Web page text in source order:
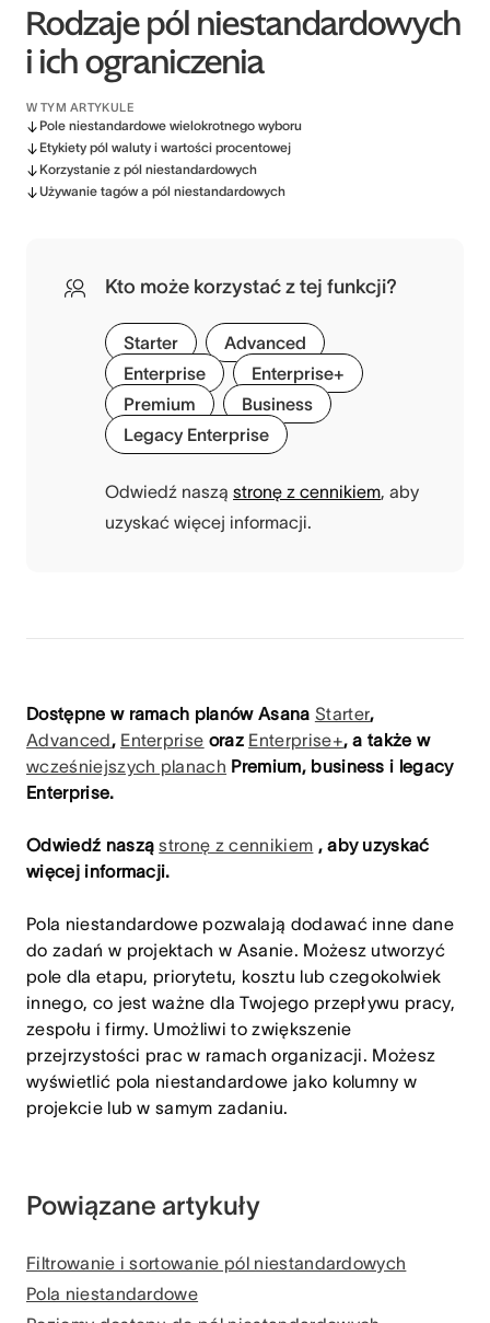
Rodzaje pól niestandardowych
i ich ograniczenia
W TYM ARTYKULE
Pole niestandardowe wielokrotnego wyboru
Etykiety pól waluty i wartości procentowej
Korzystanie z pól niestandardowych
Używanie tagów a pól niestandardowych
Kto może korzystać z tej funkcji?
Starter
Advanced
Enterprise
Enterprise+
Premium
Business
Legacy Enterprise
Odwiedź naszą stronę z cennikiem, aby
uzyskać więcej informacji.
Dostępne w ramach planów Asana Starter,
Advanced, Enterprise oraz Enterprise+, a także w
wcześniejszych planach Premium, business i legacy
Enterprise.
Odwiedź nasząstronę z cennikiem , aby uzyskać
więcej informacji.
Pola niestandardowe pozwalają dodawać inne dane
do zadań w projektach w Asanie. Możesz utworzyć
pole dla etapu, priorytetu, kosztu lub czegokolwiek
innego, co jest ważne dla Twojego przepływu pracy,
zespołu i firmy. Umożliwi to zwiększenie
przejrzystości prac w ramach organizacji. Możesz
wyświetlić pola niestandardowe jako kolumny w
projekcie lub w samym zadaniu.
Powiązane artykuły
Filtrowanie i sortowanie pól niestandardowych
Pola niestandardowe